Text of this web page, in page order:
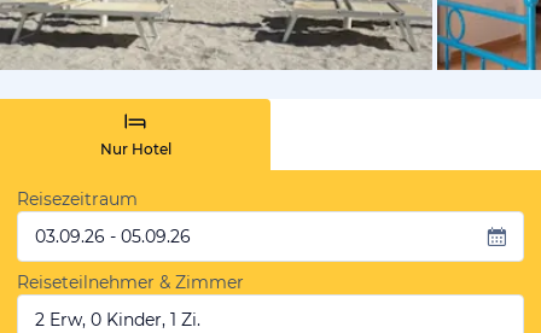
von
Nur Hotel
Reisezeitraum
03.09.26 - 05.09.26
Reiseteilnehmer & Zimmer
2 Erw, 0 Kinder, 1 Zi.